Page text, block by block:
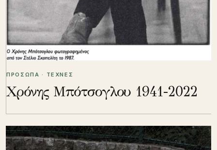
ΠΡΟΣΩΠΑ · ΤΕΧΝΕΣ
Χρόνης Μπότσογλου 1941-2022